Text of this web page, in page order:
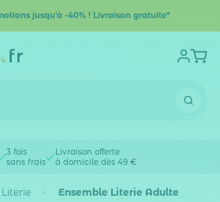
jusqu'à -40% ! Livraison gratuite*
3 fois
sans frais
Livraison offerte
à domicile dès 49 €
Ensemble Literie Adulte